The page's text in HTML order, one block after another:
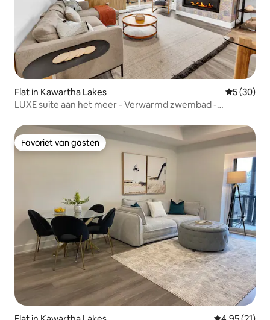
Flat in Kawartha Lakes
5 (30)
LUXE suite aan het meer - Verwarmd zwembad -
Favoriet van gasten
Favoriet van gasten